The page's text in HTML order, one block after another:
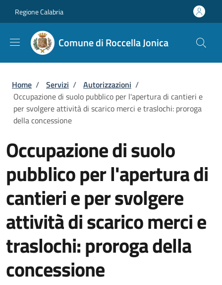
Regione Calabria
Comune di Roccella Jonica
Briciole di pane
Home / Servizi / Autorizzazioni /
Occupazione di suolo pubblico per l'apertura di cantieri e
per svolgere attività di scarico merci e traslochi: proroga
della concessione
Occupazione di suolo
pubblico per l'apertura di
cantieri e per svolgere
attività di scarico merci e
traslochi: proroga della
concessione